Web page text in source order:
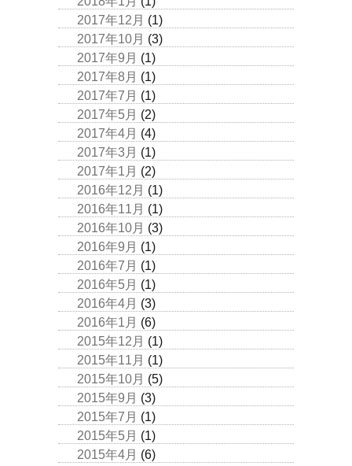
2017年12月 (1)
2017年10月 (3)
2017年9月 (1)
2017年8月 (1)
2017年7月 (1)
2017年5月 (2)
2017年4月 (4)
2017年3月 (1)
2017年1月 (2)
2016年12月 (1)
2016年11月 (1)
2016年10月 (3)
2016年9月 (1)
2016年7月 (1)
2016年5月 (1)
2016年4月 (3)
2016年1月 (6)
2015年12月 (1)
2015年11月 (1)
2015年10月 (5)
2015年9月 (3)
2015年7月 (1)
2015年5月 (1)
2015年4月 (6)